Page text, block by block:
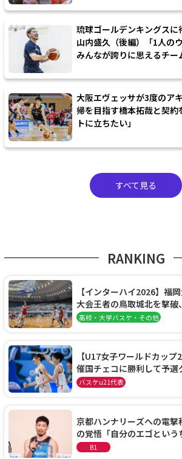
琉球ゴールデンキングスに
山内盛久（後編）「1人の
みんなが誇りに思えるチー
大阪エヴェッサが3度のア
帰を目指す橋本拓哉と契
トに立ちたい」
すべて見る
RANKING
【インターハイ2026】福
大会王者の鳥取城北を撃破
阜女子に完勝、大会3日目
高校・大学バスケ・その他
【U17女子ワールドカッ
催国チェコに勝利して予選
通過！準々決勝の相手はエ
バスケu21代表
京都ハンナリーズへの電
の覚悟「自分のエゴとい
に、京都に来たわけではな
B1